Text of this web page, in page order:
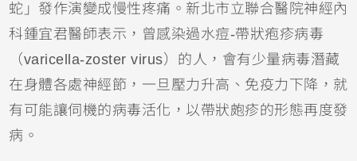
蛇」發作演變成慢性疼痛。新北市立聯合醫院神經內
科鍾宜君醫師表示，曾感染過水痘-帶狀疱疹病毒
（varicella-zoster virus）的人，會有少量病毒潛藏
在身體各處神經節，一旦壓力升高、免疫力下降，就
有可能讓伺機的病毒活化，以帶狀皰疹的形態再度發
病。